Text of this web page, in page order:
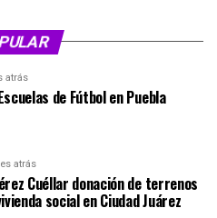
atrás
de Fútbol en Puebla
atrás
Cuéllar donación de terrenos
social en Ciudad Juárez